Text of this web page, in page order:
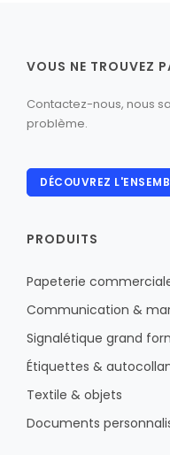
VOUS NE TROUVEZ
Contactez-nous, nous
problème.
DÉCOUVREZ
PRODUITS
Papeterie
Communication &
Signalétique grand
Étiquettes &
Textile & objets
Documents